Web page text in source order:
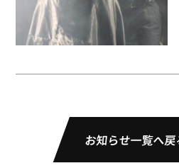
お知らせ一覧へ戻